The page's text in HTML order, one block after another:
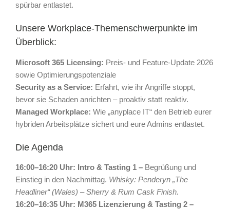
spürbar entlastet.
Unsere Workplace-Themenschwerpunkte im
Überblick:
Microsoft 365 Licensing: Preis- und Feature-Update 2026
sowie Optimierungspotenziale
Security as a Service: Erfahrt, wie ihr Angriffe stoppt,
bevor sie Schaden anrichten – proaktiv statt reaktiv.
Managed Workplace: Wie „anyplace IT“ den Betrieb eurer
hybriden Arbeitsplätze sichert und eure Admins entlastet.
Die Agenda
16:00–16:20 Uhr: Intro & Tasting 1 –Begrüßung und
Einstieg in den Nachmittag. Whisky: Penderyn „The
Headliner“ (Wales) – Sherry & Rum Cask Finish.
16:20–16:35 Uhr: M365 Lizenzierung & Tasting 2 –